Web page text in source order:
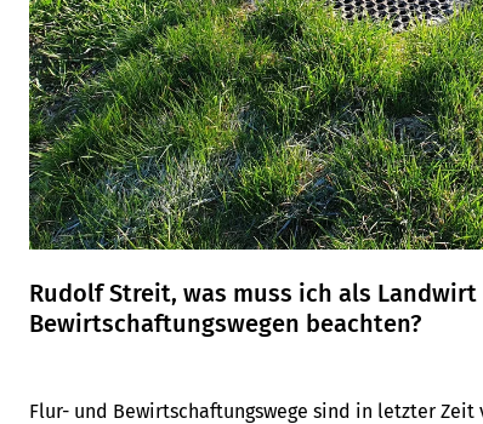
Rudolf Streit, was muss ich als
Bewirtschaftungswegen beachten?
Flur- und Bewirtschaftungswege sind in letzter Zeit